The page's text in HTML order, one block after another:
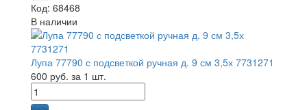
Код: 68468
В наличии
Лупа 77790 с подсветкой ручная д. 9 см 3,5х 7731271
600 руб. за 1 шт.